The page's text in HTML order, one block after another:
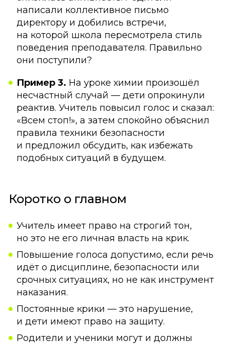
написали коллективное письмо
директору и добились встречи,
на которой школа пересмотрела стиль
поведения преподавателя. Правильно
они поступили?
Пример 3. На уроке химии произошёл
несчастный случай — дети опрокинули
реактив. Учитель повысил голос и сказал:
«Всем стоп!», а затем спокойно объяснил
правила техники безопасности
и предложил обсудить, как избежать
подобных ситуаций в будущем.
Коротко о главном
Учитель имеет право на строгий тон,
но это не его личная власть на крик.
Повышение голоса допустимо, если речь
идёт о дисциплине, безопасности или
срочных ситуациях, но не как инструмент
наказания.
Постоянные крики — это нарушение,
и дети имеют право на защиту.
Родители и ученики могут и должны